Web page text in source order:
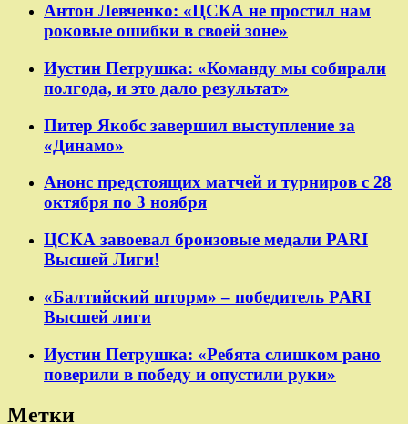
Антон Левченко: «ЦСКА не простил нам
роковые ошибки в своей зоне»
Иустин Петрушка: «Команду мы собирали
полгода, и это дало результат»
Питер Якобс завершил выступление за
«Динамо»
Анонс предстоящих матчей и турниров с 28
октября по 3 ноября
ЦСКА завоевал бронзовые медали PARI
Высшей Лиги!
«Балтийский шторм» – победитель PARI
Высшей лиги
Иустин Петрушка: «Ребята слишком рано
поверили в победу и опустили руки»
Метки